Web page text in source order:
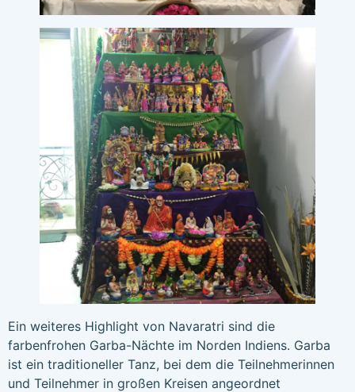
Ein weiteres Highlight von Navaratri sind die
farbenfrohen Garba-Nächte im Norden Indiens. Garba
ist ein traditioneller Tanz, bei dem die Teilnehmerinnen
und Teilnehmer in großen Kreisen angeordnet